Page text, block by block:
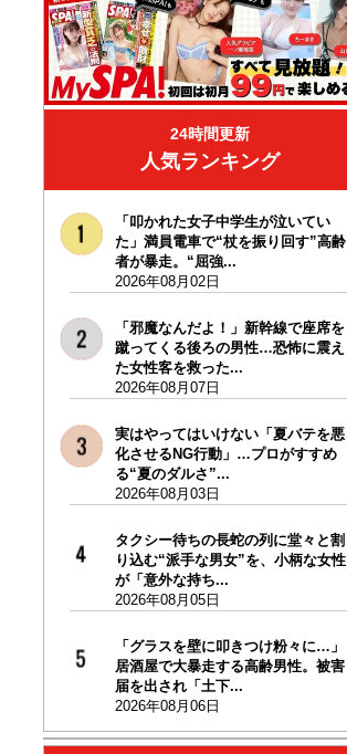
24時間更新
人気ランキング
「叩かれた女子中学生が泣いてい
た」満員電車で“杖を振り回す”高齢
者が暴走。“屈強...
2026年08月02日
「邪魔なんだよ！」新幹線で座席を
蹴ってくる後ろの男性…恐怖に震え
た女性客を救った...
2026年08月07日
実はやってはいけない「夏バテを悪
化させるNG行動」…プロがすすめ
る“夏のダルさ”...
2026年08月03日
タクシー待ちの長蛇の列に堂々と割
り込む“派手な男女”を、小柄な女性
が「意外な持ち...
2026年08月05日
「グラスを壁に叩きつけ粉々に…」
居酒屋で大暴走する高齢男性。被害
届を出され「土下...
2026年08月06日